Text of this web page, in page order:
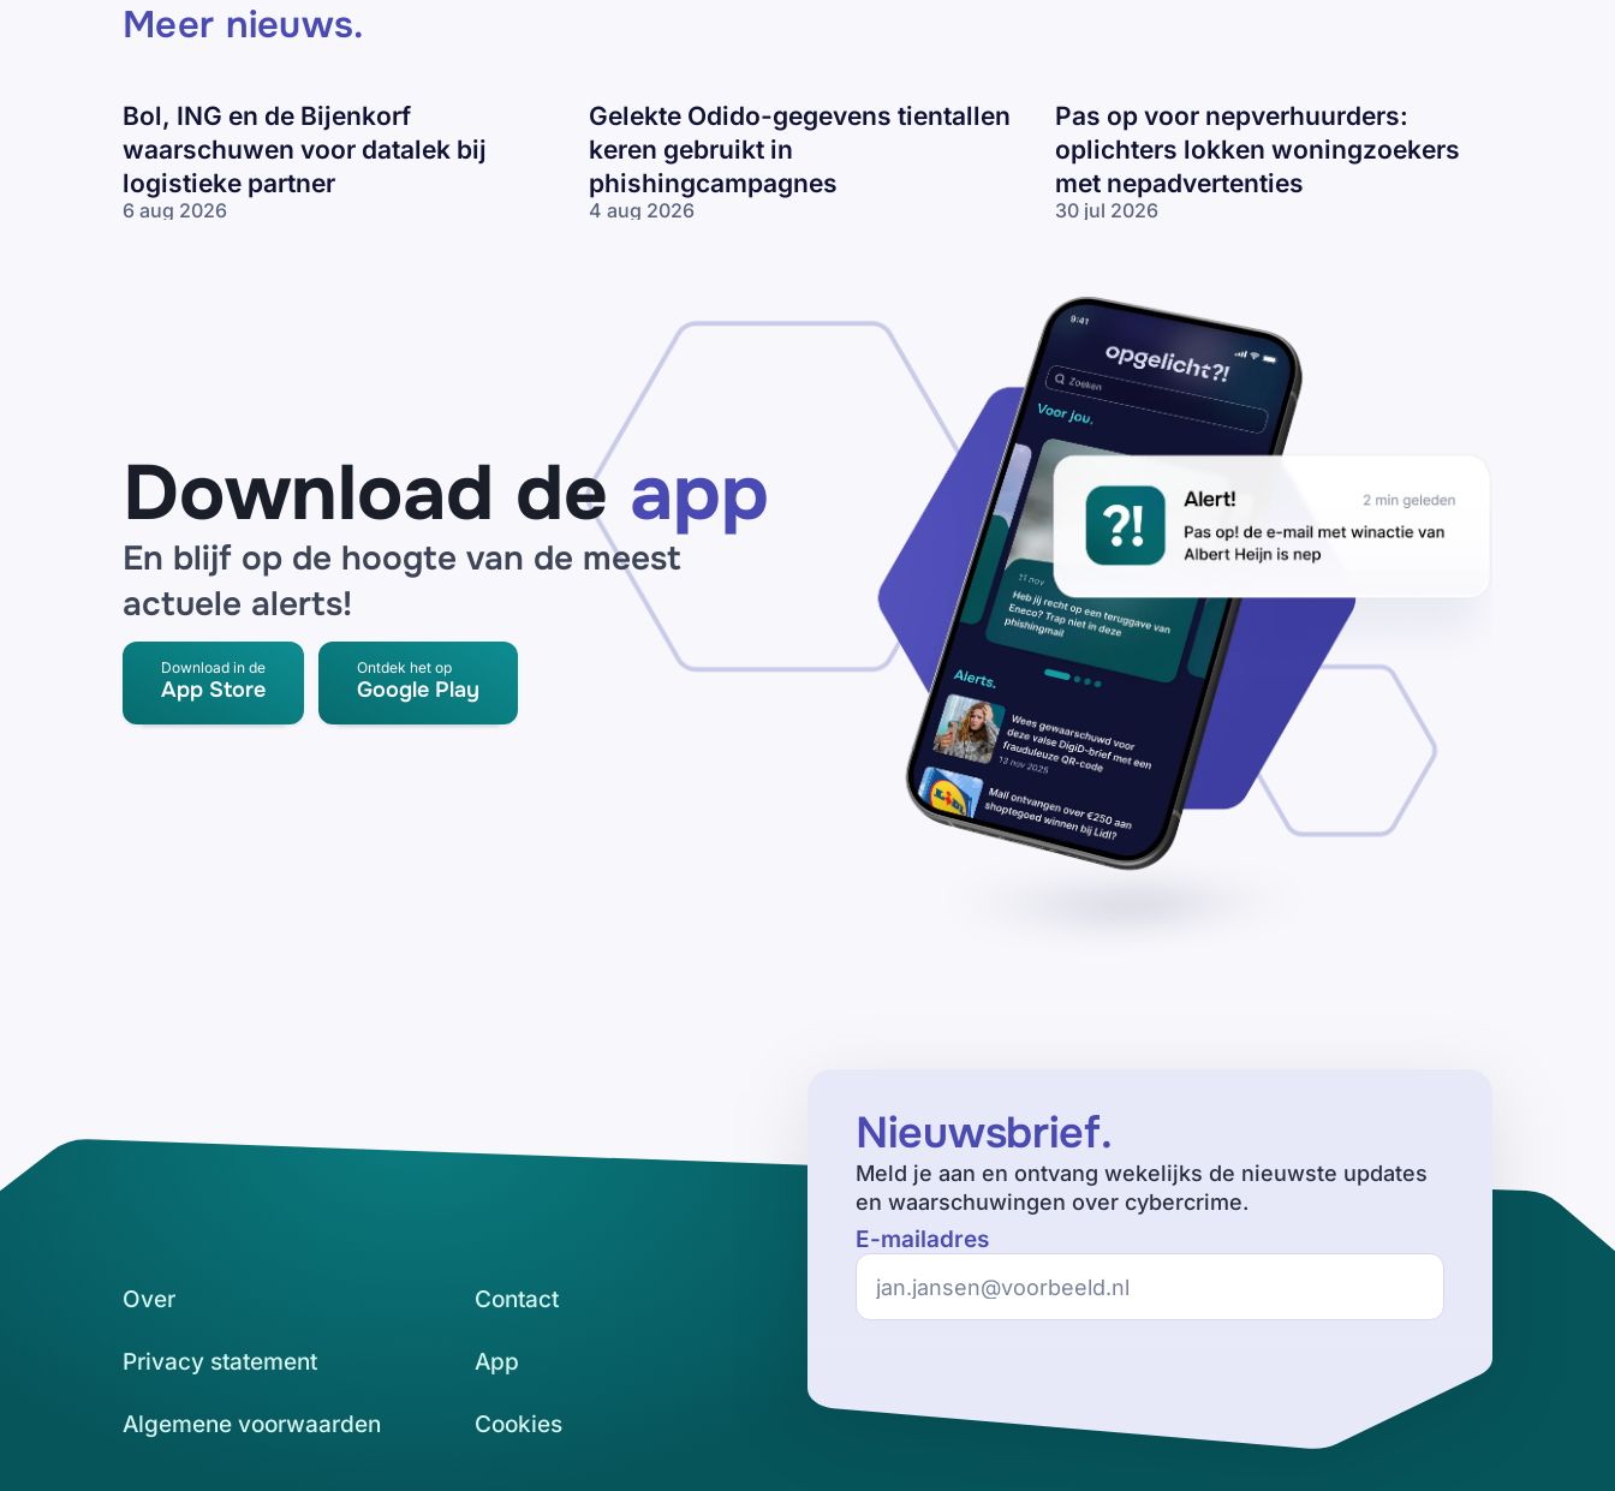
Meer nieuws.
Bol, ING en de Bijenkorf
waarschuwen voor datalek bij
logistieke partner
6 aug 2026
Gelekte Odido-gegevens tientallen
keren gebruikt in
phishingcampagnes
4 aug 2026
Pas op voor nepverhuurders:
oplichters lokken woningzoekers
met nepadvertenties
30 jul 2026
lokken
woningzoekers
nepadvertenties
Download de app
En blijf op de hoogte van de meest
actuele alerts!
Download in de
App Store
Ontdek het op
Google Play
Nieuwsbrief.
Meld je aan en ontvang wekelijks de nieuwste updates
en waarschuwingen over cybercrime.
E-mailadres
Over Contact
Privacy statement App
Algemene voorwaarden Cookies